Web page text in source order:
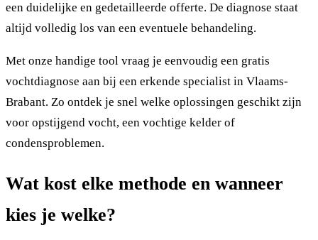
een duidelijke en gedetailleerde offerte. De diagnose staat
altijd volledig los van een eventuele behandeling.
Met onze handige tool vraag je eenvoudig een gratis
vochtdiagnose aan bij een erkende specialist in Vlaams-
Brabant. Zo ontdek je snel welke oplossingen geschikt zijn
voor opstijgend vocht, een vochtige kelder of
condensproblemen.
Wat kost elke methode en wanneer
kies je welke?